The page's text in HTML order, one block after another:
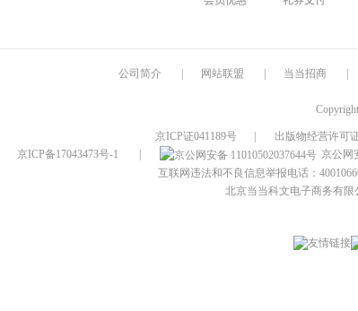
公司简介 网站联盟 当当招商
京ICP证041189号 出版物经营许可
京ICP备17043473号-1
京公网
互联网违法和不良信息举报电话：
北京当当科文电子商务有限